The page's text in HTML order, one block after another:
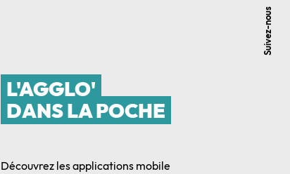
Suivez-nous
L'AGGLO'
DANS LA POCHE
Découvrez les applications mobile